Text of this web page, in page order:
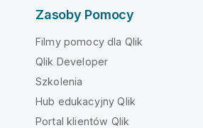
Zasoby Pomocy
Filmy pomocy dla Qlik
Qlik Developer
Szkolenia
Hub edukacyjny Qlik
Portal klientów Qlik